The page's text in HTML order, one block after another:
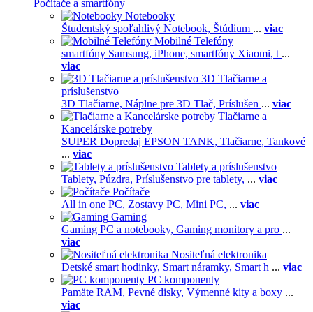
Počítače a smartfóny
Notebooky
Študentský spoľahlivý Notebook, Štúdium ... viac
Mobilné Telefóny
smartfóny Samsung, iPhone, smartfóny Xiaomi, t ...
viac
3D Tlačiarne a
príslušenstvo
3D Tlačiarne, Náplne pre 3D Tlač, Príslušen ... viac
Tlačiarne a
Kancelárske potreby
SUPER Dopredaj EPSON TANK, Tlačiarne, Tankové
... viac
Tablety a príslušenstvo
Tablety, Púzdra, Príslušenstvo pre tablety, ... viac
Počítače
All in one PC, Zostavy PC, Mini PC, ... viac
Gaming
Gaming PC a notebooky, Gaming monitory a pro ...
viac
Nositeľná elektronika
Detské smart hodinky, Smart náramky, Smart h ... viac
PC komponenty
Pamäte RAM, Pevné disky, Výmenné kity a boxy ...
viac